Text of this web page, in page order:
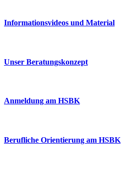
Informationsvideos und Material
Unser Beratungskonzept
Anmeldung am HSBK
Berufliche Orientierung am HSBK